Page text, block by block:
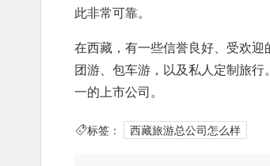
此非常可靠。
在西藏，有一些信誉良好、受欢
团游、包车游，以及私人定制旅
一的上市公司。
标签： 西藏旅游总公司怎么样